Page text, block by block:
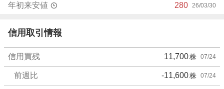
年初来安値 280 26/03/30
信用取引情報
信用買残 11,700株 07/24
前週比 -11,600株 07/24